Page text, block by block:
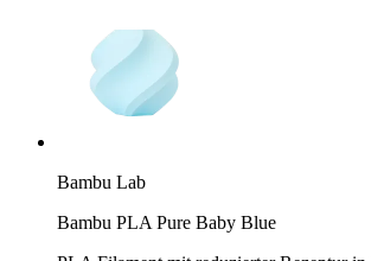
Bambu Lab
Bambu PLA Pure Baby Blue